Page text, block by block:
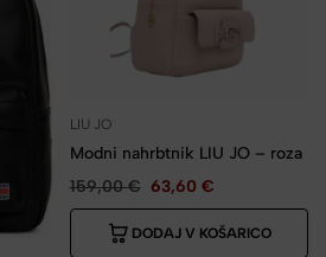
LIU JO
Modni nahrbtnik LIU JO – roza
159,00€ 63,60 €
DODAJ V KOŠARICO